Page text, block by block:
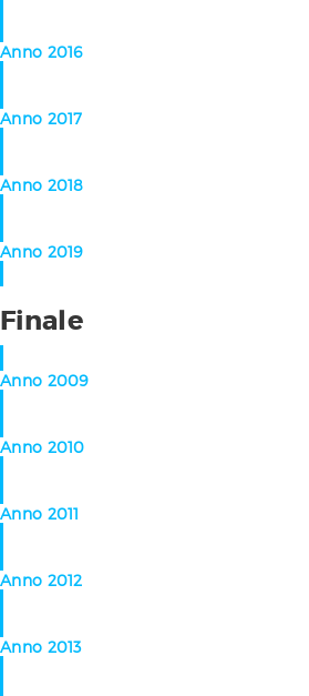
Anno 2016
Anno 2017
Anno 2018
Anno 2019
Finale
Anno 2009
Anno 2010
Anno 2011
Anno 2012
Anno 2013